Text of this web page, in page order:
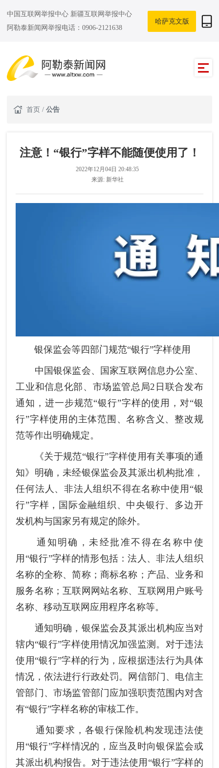
中国互联网举报中心 新疆互联网举报中心
阿勒泰新闻网举报电话：0906-2121638
哈萨克文版
首页 / 公告
注意！“银行”字样不能随便使用了！
2022年12月04日 20:48:35
来源: 新华社
银保监会等四部门规范“银行”字样使用
中国银保监会、国家互联网信息办公室、
工业和信息化部、市场监管总局2日联合发布
通知，进一步规范“银行”字样的使用，对“银
行”字样使用的主体范围、名称含义、整改规
范等作出明确规定。
《关于规范“银行”字样使用有关事项的通
知》明确，未经银保监会及其派出机构批准，
任何法人、非法人组织不得在名称中使用“银
行”字样，国际金融组织、中央银行、多边开
发机构与国家另有规定的除外。
通知明确，未经批准不得在名称中使
用“银行”字样的情形包括：法人、非法人组织
名称的全称、简称；商标名称；产品、业务和
服务名称；互联网网站名称、互联网用户账号
名称、移动互联网应用程序名称等。
通知明确，银保监会及其派出机构应当对
辖内“银行”字样使用情况加强监测。对于违法
使用“银行”字样的行为，应根据违法行为具体
情况，依法进行行政处罚。网信部门、电信主
管部门、市场监管部门应加强职责范围内对含
有“银行”字样名称的审核工作。
通知要求，各银行保险机构发现违法使
用“银行”字样情况的，应当及时向银保监会或
其派出机构报告。对于违法使用“银行”字样的